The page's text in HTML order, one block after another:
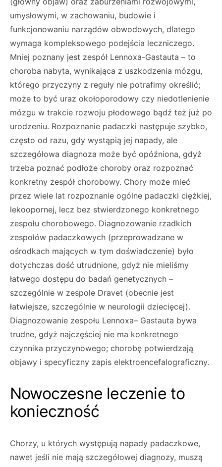
umysłowymi, w zachowaniu, budowie i
funkcjonowaniu narządów obwodowych, dlatego
wymaga kompleksowego podejścia leczniczego.
Mniej poznany jest zespół Lennoxa-Gastauta – to
choroba nabyta, wynikająca z uszkodzenia mózgu,
którego przyczyny z reguły nie potrafimy określić;
może to być uraz okołoporodowy czy niedotlenienie
mózgu w trakcie rozwoju płodowego bądź też już po
urodzeniu. Rozpoznanie padaczki następuje szybko,
często od razu, gdy wystąpią jej napady, ale
szczegółowa diagnoza może być opóźniona, gdyż
trzeba poznać podłoże choroby oraz rozpoznać
konkretny zespół chorobowy. Chory może mieć
przez wiele lat rozpoznanie ogólne padaczki ciężkiej,
lekoopornej, lecz bez stwierdzonego konkretnego
zespołu chorobowego. Diagnozowanie rzadkich
zespołów padaczkowych (przeprowadzane w
ośrodkach mających w tym doświadczenie) było
dotychczas dość utrudnione, gdyż nie mieliśmy
łatwego dostępu do badań genetycznych –
szczególnie w zespole Dravet (obecnie jest
łatwiejsze, szczególnie w neurologii dziecięcej).
Diagnozowanie zespołu Lennoxa– Gastauta bywa
trudne, gdyż najczęściej nie ma konkretnego
czynnika przyczynowego; chorobę potwierdzają
objawy i specyficzny zapis elektroencefalograficzny.
Nowoczesne leczenie to
konieczność
Chorzy, u których występują napady padaczkowe,
nawet jeśli nie mają szczegółowej diagnozy, muszą